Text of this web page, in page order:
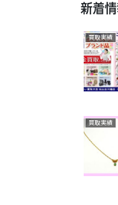
新着
買取実績
買取実績